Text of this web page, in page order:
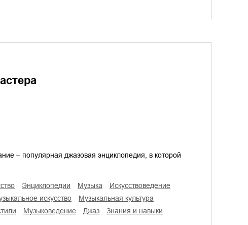
– популярная джазовая энциклопедия, в которой
энциклопедии музыка
искусствоведение
искусство
музыкальная культура
музыковедение джаз знания и навыки